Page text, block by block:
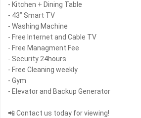
- Kitchen + Dining Table
- 43” Smart TV
- Washing Machine
- Free Internet and Cable TV
- Free Managment Fee
- Security 24hours
- Free Cleaning weekly
- Gym
- Elevator and Backup Generator
📲 Contact us today for viewing!